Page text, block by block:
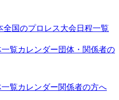
全国のプロレス大会日程一覧
一覧カレンダー団体・関係者の
一覧カレンダー関係者の方へ